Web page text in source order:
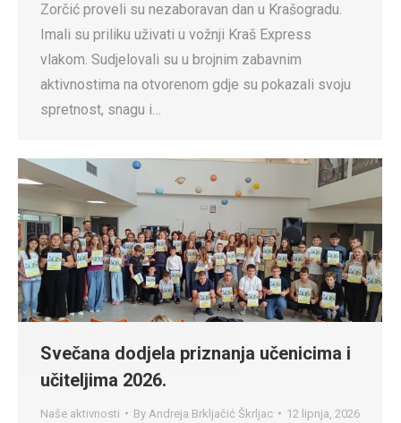
Zorčić proveli su nezaboravan dan u Krašogradu.
Imali su priliku uživati u vožnji Kraš Express
vlakom. Sudjelovali su u brojnim zabavnim
aktivnostima na otvorenom gdje su pokazali svoju
spretnost, snagu i…
Svečana dodjela priznanja učenicima i
učiteljima 2026.
Naše aktivnosti By Andreja Brkljačić Škrljac 12 lipnja, 2026